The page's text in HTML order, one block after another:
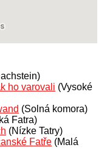
ho varovali (Vysoké
(Solná komora)
Fatra)
(Nízke Tatry)
Fatře (Malá